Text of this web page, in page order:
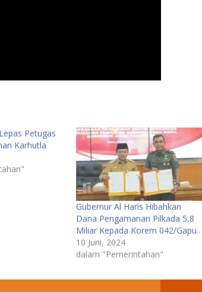
Petugas
Karhutla
Gubernur Al Haris Hibahkan
Dana Pengamanan Pilkada 5,8
Miliar Kepada Korem 042/Gapu
10 Juni, 2024
dalam "Pemerintahan"